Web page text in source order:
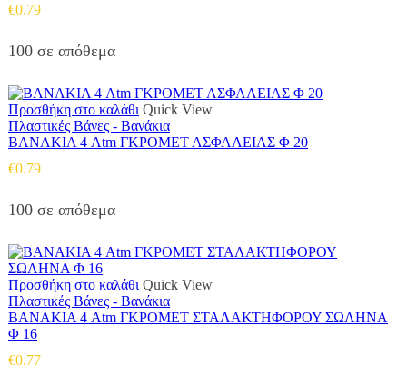
€0.79
100 σε απόθεμα
Προσθήκη στο καλάθι Quick View
Πλαστικές Βάνες - Βανάκια
ΒΑΝΑΚΙΑ 4 Atm ΓΚΡΟΜΕΤ ΑΣΦΑΛΕΙΑΣ Φ 20
€0.79
100 σε απόθεμα
Προσθήκη στο καλάθι Quick View
Πλαστικές Βάνες - Βανάκια
ΒΑΝΑΚΙΑ 4 Atm ΓΚΡΟΜΕΤ ΣΤΑΛΑΚΤΗΦΟΡΟΥ ΣΩΛΗΝΑ
Φ 16
€0.77